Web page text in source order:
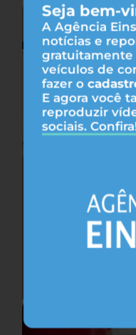
Seja bem-
A Agência
notícias e
gratuitamente
veículos de
fazer o
E agora você
reproduzir
sociais.
Saúde do
antecipar risco